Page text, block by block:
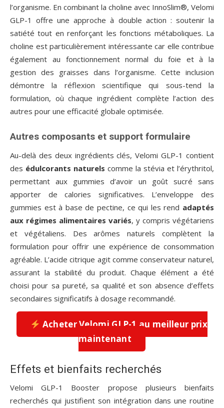
l’organisme. En combinant la choline avec InnoSlim®, Velomi
GLP-1 offre une approche à double action : soutenir la
satiété tout en renforçant les fonctions métaboliques. La
choline est particulièrement intéressante car elle contribue
également au fonctionnement normal du foie et à la
gestion des graisses dans l’organisme. Cette inclusion
démontre la réflexion scientifique qui sous-tend la
formulation, où chaque ingrédient complète l’action des
autres pour une efficacité globale optimisée.
Autres composants et support formulaire
Au-delà des deux ingrédients clés, Velomi GLP-1 contient
des édulcorants naturels comme la stévia et l’érythritol,
permettant aux gummies d’avoir un goût sucré sans
apporter de calories significatives. L’enveloppe des
gummies est à base de pectine, ce qui les rend adaptés
aux régimes alimentaires variés, y compris végétariens
et végétaliens. Des arômes naturels complètent la
formulation pour offrir une expérience de consommation
agréable. L’acide citrique agit comme conservateur naturel,
assurant la stabilité du produit. Chaque élément a été
choisi pour sa pureté, sa qualité et son absence d’effets
secondaires significatifs à dosage recommandé.
Acheter Velomi GLP-1 au meilleur prix
maintenant
Effets et bienfaits recherchés
Velomi GLP-1 Booster propose plusieurs bienfaits
recherchés qui justifient son intégration dans une routine